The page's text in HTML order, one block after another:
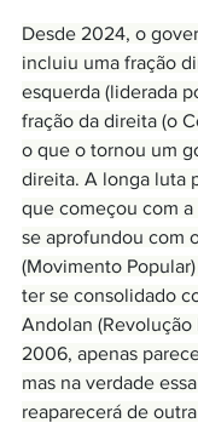
Desde 2024, o
incluiu uma fração
esquerda (liderada
fração da direita (o
o que o tornou um
direita. A longa luta
que começou com a
se aprofundou com
(Movimento
ter se consolidado
Andolan (Revolução
2006, apenas
mas na verdade
reaparecerá de